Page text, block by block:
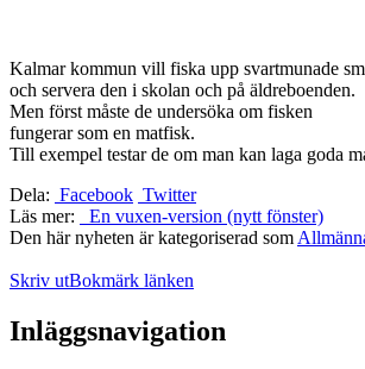
Kalmar kommun vill fiska upp svartmunade
och servera den i skolan och på äldreboenden.
Men först måste de undersöka om fisken
fungerar som en matfisk.
Till exempel testar de om man kan laga goda
Dela: Facebook Twitter
Läs mer:
En vuxen-version (nytt fönster)
Den här nyheten är kategoriserad som
Skriv utBokmärk länken
Inläggsnavigation